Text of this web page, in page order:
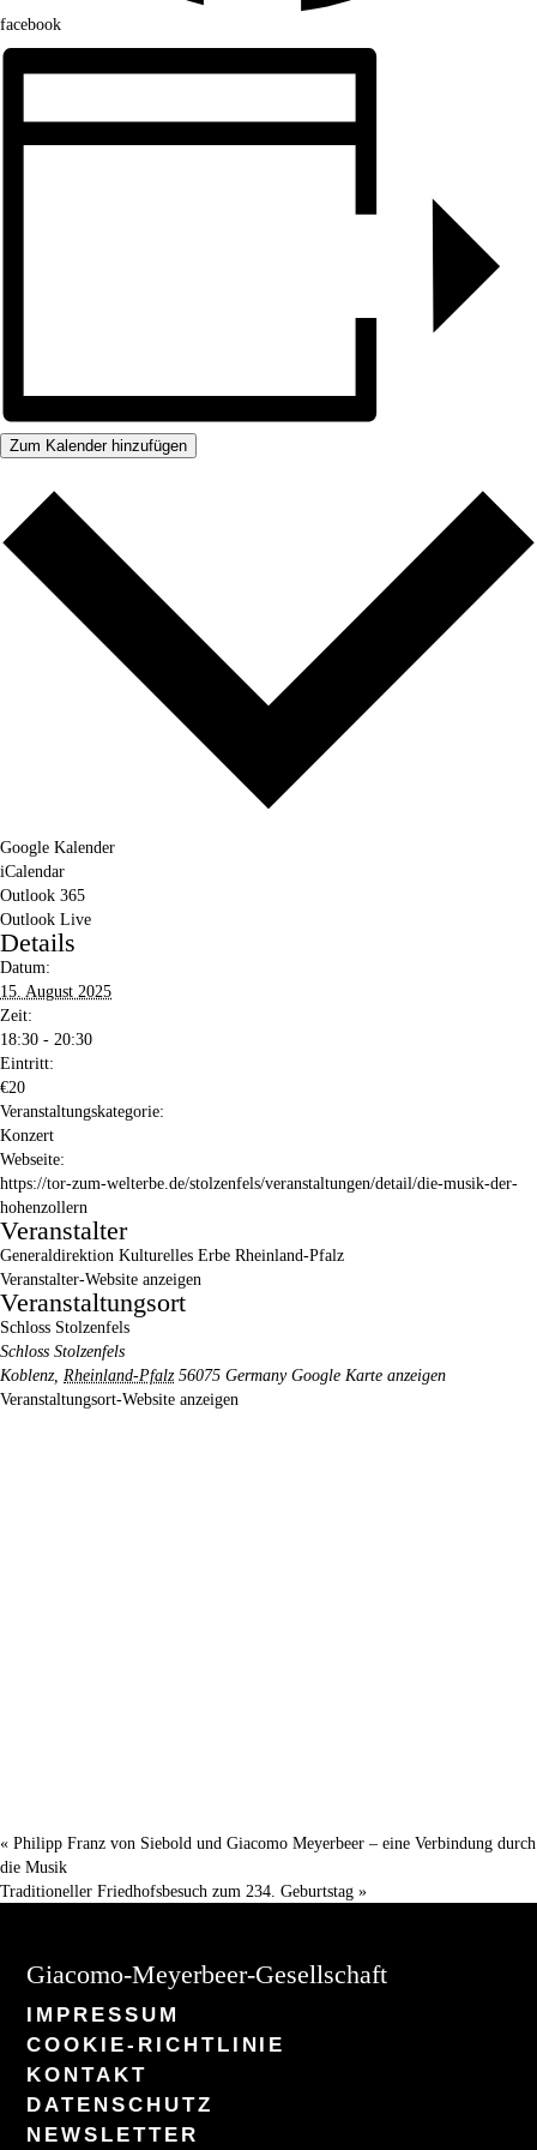
facebook
Zum Kalender hinzufügen
Google Kalender
iCalendar
Outlook 365
Outlook Live
Details
Datum:
15. August 2025
Zeit:
18:30 - 20:30
Eintritt:
€20
Veranstaltungskategorie:
Konzert
Webseite:
https://tor-zum-welterbe.de/stolzenfels/veranstaltungen/detail/die-musik-der-
hohenzollern
Veranstalter
Generaldirektion Kulturelles Erbe Rheinland-Pfalz
Veranstalter-Website anzeigen
Veranstaltungsort
Schloss Stolzenfels
Schloss Stolzenfels
Koblenz, Rheinland-Pfalz 56075 Germany Google Karte anzeigen
Veranstaltungsort-Website anzeigen
« Philipp Franz von Siebold und Giacomo Meyerbeer – eine Verbindung durch
die Musik
Traditioneller Friedhofsbesuch zum 234. Geburtstag »
Giacomo-Meyerbeer-Gesellschaft
IMPRESSUM
COOKIE-RICHTLINIE
KONTAKT
DATENSCHUTZ
NEWSLETTER